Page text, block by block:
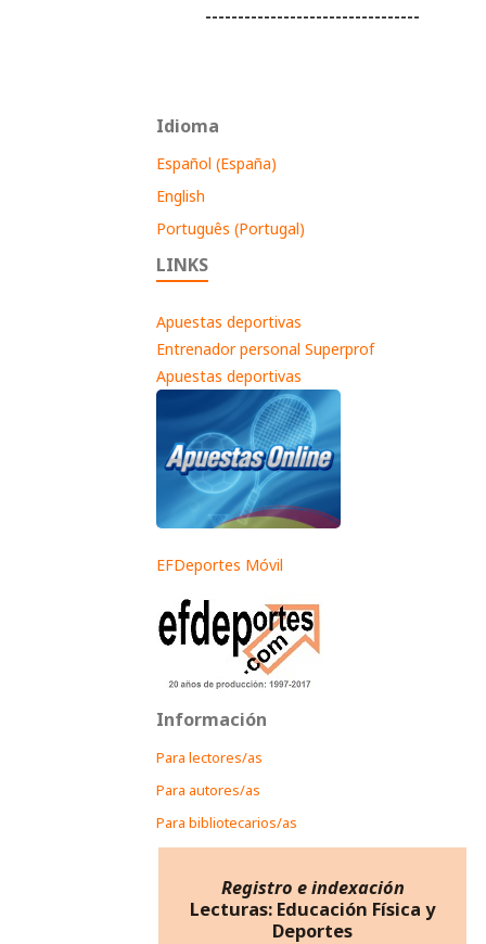
---------------------------------
Idioma
Español (España)
English
Português (Portugal)
LINKS
Apuestas deportivas
Entrenador personal Superprof
Apuestas deportivas
EFDeportes Móvil
Información
Para lectores/as
Para autores/as
Para bibliotecarios/as
Registro e indexación
Lecturas: Educación Física y
Deportes